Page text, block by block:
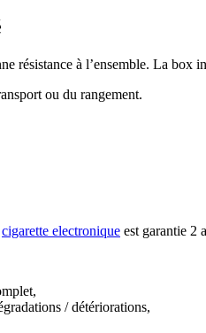
résistance à l’ensemble. La
ou du rangement.
cigarette electronique est garantie 2
/ détériorations,